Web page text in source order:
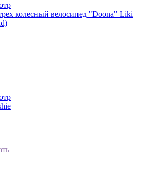
колесный велосипед "Doona" Liki